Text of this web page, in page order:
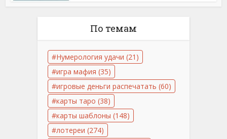
По темам
Нумерология удачи (21)
игра мафия (35)
игровые деньги распечатать (60)
карты таро (38)
карты шаблоны (148)
лотереи (274)